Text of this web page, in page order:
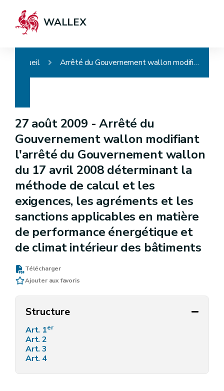
WALLEX
Accueil Arrêté du Gouvernement wallon modifiant l'arrêté du Gouvernement wallon du 17 avril 2008 déterminant la méthode de calcul et les exigences, les agréments et les sanctions applicables en matière de performance énergétique et de climat intérieur des bâtiments
27 août 2009 -Arrêté du
Gouvernement wallon modifiant
l'arrêté du Gouvernement wallon
du 17 avril 2008 déterminant la
méthode de calcul et les
exigences, les agréments et les
sanctions applicables en matière
de performance énergétique et
de climat intérieur des bâtiments
Télécharger
Ajouter aux favoris
Structure
Art. 1er
Art. 2
Art. 3
Art. 4